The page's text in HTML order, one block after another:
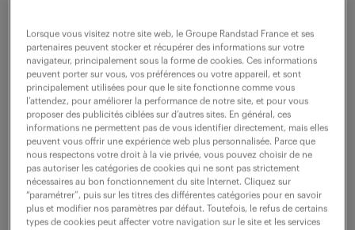
ne ratez aucune
opportunité.
recevez chaque semaine par mail les offres qui
correspondent à votre dernière recherche.
Lorsque vous visitez notre site web, le Groupe Randstad France et ses
partenaires peuvent stocker et récupérer des informations sur votre
navigateur, principalement sous la forme de cookies. Ces informations
peuvent porter sur vous, vos préférences ou votre appareil, et sont
principalement utilisées pour que le site fonctionne comme vous
l’attendez, pour améliorer la performance de notre site, et pour vous
proposer des publicités ciblées sur d’autres sites. En général, ces
informations ne permettent pas de vous identifier directement, mais elles
peuvent vous offrir une expérience web plus personnalisée. Parce que
nous respectons votre droit à la vie privée, vous pouvez choisir de ne
pas autoriser les catégories de cookies qui ne sont pas strictement
nécessaires au bon fonctionnement du site Internet. Cliquez sur
“paramétrer”, puis sur les titres des différentes catégories pour en savoir
plus et modifier nos paramètres par défaut. Toutefois, le refus de certains
types de cookies peut affecter votre navigation sur le site et les services